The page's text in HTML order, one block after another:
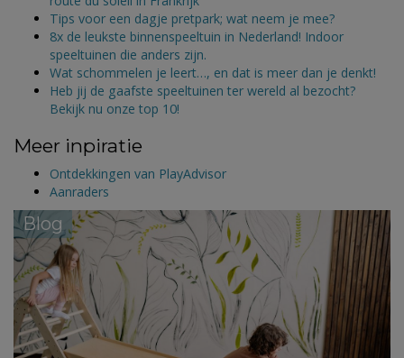
Tips voor een dagje pretpark; wat neem je mee?
8x de leukste binnenspeeltuin in Nederland! Indoor
speeltuinen die anders zijn.
Wat schommelen je leert…, en dat is meer dan je denkt!
Heb jij de gaafste speeltuinen ter wereld al bezocht?
Bekijk nu onze top 10!
Meer inpiratie
Ontdekkingen van PlayAdvisor
Aanraders
Blog